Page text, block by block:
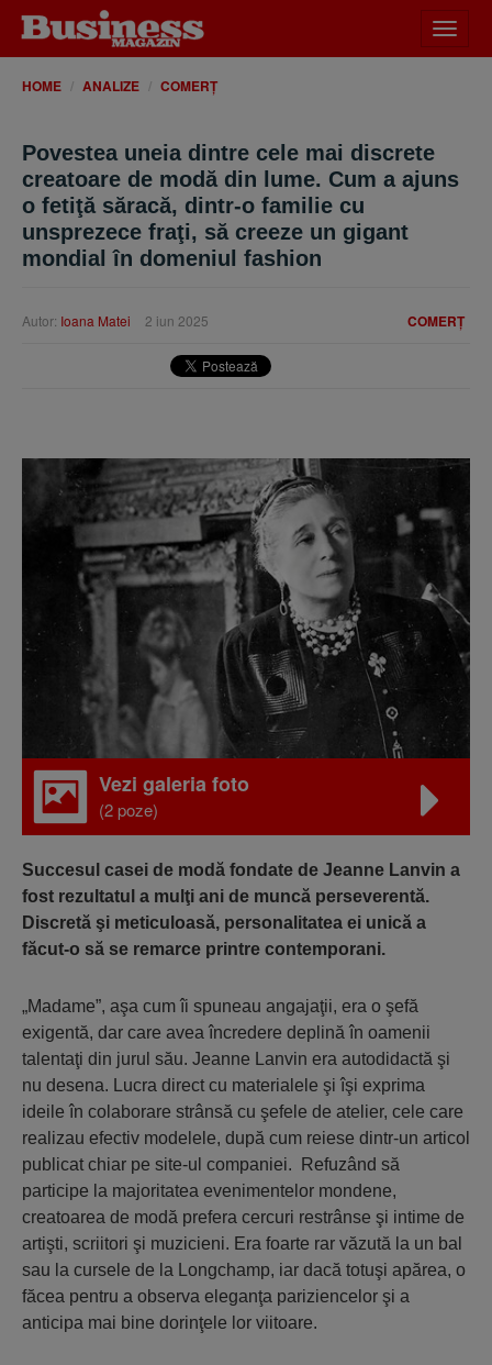
meniu
HOME ANALIZE COMERȚ
Povestea uneia dintre cele mai discrete
creatoare de modă din lume. Cum a ajuns
o fetiţă săracă, dintr-o familie cu
unsprezece fraţi, să creeze un gigant
mondial în domeniul fashion
COMERȚ
Autor: Ioana Matei 2 iun 2025
Vezi galeria foto
(2 poze)
Succesul casei de modă fondate de Jeanne Lanvin a
fost rezultatul a mulţi ani de muncă perseverentă.
Discretă şi meticuloasă, personalitatea ei unică a
făcut-o să se remarce printre contemporani.
„Madame”, aşa cum îi spuneau angajaţii, era o şefă
exigentă, dar care avea încredere deplină în oamenii
talentaţi din jurul său. Jeanne Lanvin era autodidactă şi
nu desena. Lucra direct cu materialele şi îşi exprima
ideile în colaborare strânsă cu şefele de atelier, cele care
realizau efectiv modelele, după cum reiese dintr-un articol
publicat chiar pe site-ul companiei. Refuzând să
participe la majoritatea evenimentelor mondene,
creatoarea de modă prefera cercuri restrânse şi intime de
artişti, scriitori şi muzicieni. Era foarte rar văzută la un bal
sau la cursele de la Longchamp, iar dacă totuşi apărea, o
făcea pentru a observa eleganţa pariziencelor şi a
anticipa mai bine dorinţele lor viitoare.